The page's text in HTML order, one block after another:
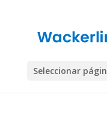
Seleccionar